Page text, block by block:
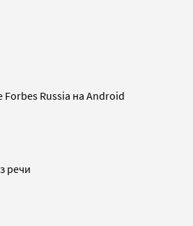
Russia на Android
речи